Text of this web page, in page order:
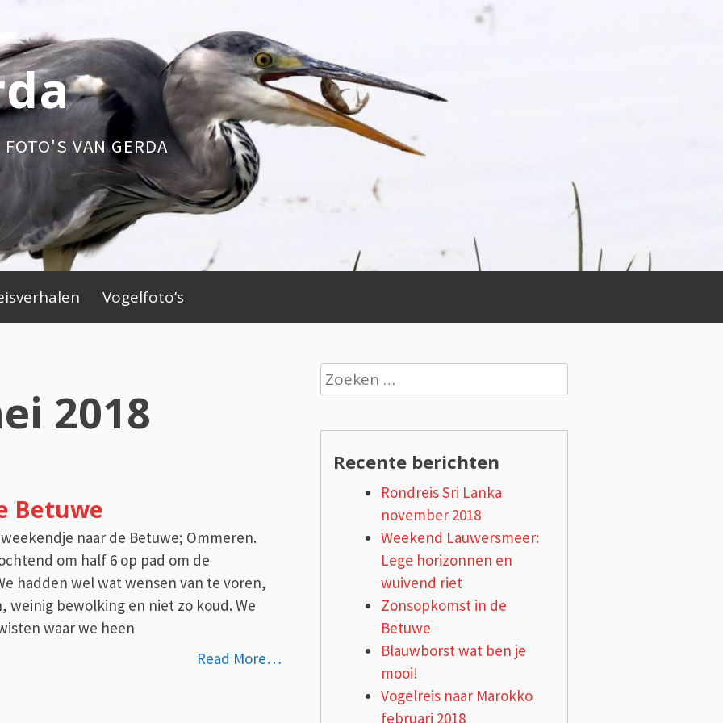
VAN GERDA
Vogelfoto’s
2018
Betuwe
naar de Betuwe; Ommeren.
om half 6 op pad om de
hadden wel wat wensen van te voren,
weinig bewolking en niet zo koud. We
waar we heen
Read More…
Zoeken
naar:
Recente berichten
Rondreis Sri Lanka
november 2018
Weekend Lauwersmeer:
Lege horizonnen en
wuivend riet
Zonsopkomst in de
Betuwe
Blauwborst wat ben je
mooi!
Vogelreis naar Marokko
februari 2018